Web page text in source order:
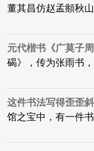
董其昌仿赵孟頫秋
元代楷书《广莫子
碣》，传为张雨书
这件书法写得歪歪
馆之宝中，有一件